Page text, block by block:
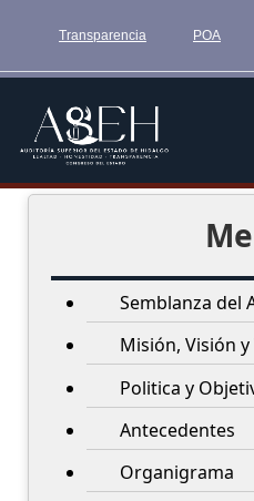
Transparencia POA
Semblanza del
Misión, Visión
Politica y
Antecedentes
Organigrama